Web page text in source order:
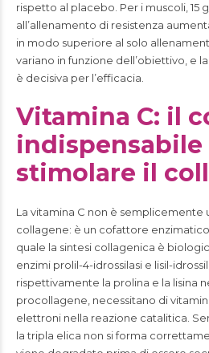
rispetto al placebo. Per i muscoli, 15
all’allenamento di resistenza
in modo superiore al solo
variano in funzione dell’obiettivo, e
è decisiva per l’efficacia.
Vitamina C: il
indispensabile
stimolare il
La vitamina C non è semplicemente
collagene: è un cofattore
quale la sintesi collagenica è
enzimi prolil-4-idrossilasi e lisil-
rispettivamente la prolina e la lisina
procollagene, necessitano di
elettroni nella reazione catalitica.
la tripla elica non si forma